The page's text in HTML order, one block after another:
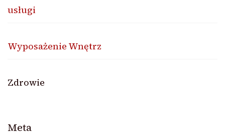
usługi
Wyposażenie Wnętrz
Zdrowie
Meta